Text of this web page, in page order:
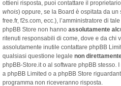
ottieni risposta, puoi contattare il
whois) oppure, se la Board è ospitata da
free.fr, f2s.com, ecc.), l’amministratore di
phpBB Store non hanno assolutamente
ritenuti responsabili di come, dove e da chi
assolutamente inutile contattare phpBB
qualsiasi questione legale non
phpBB-Store.it o al software phpBB stesso.
a phpBB Limited o a phpBB Store
programma non riceveranno risposta.